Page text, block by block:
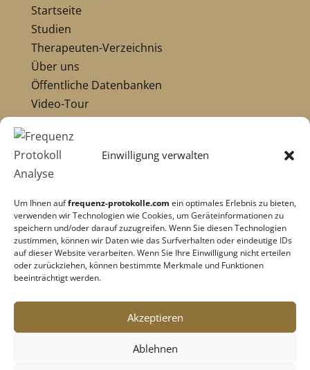
Einwilligung verwalten
Um Ihnen auffrequenz-protokolle.com ein optimales Erlebnis zu bieten,
verwenden wir Technologien wie Cookies, um Geräteinformationen zu
speichern und/oder darauf zuzugreifen. Wenn Sie diesen Technologien
zustimmen, können wir Daten wie das Surfverhalten oder eindeutige IDs
auf dieser Website verarbeiten. Wenn Sie Ihre Einwilligung nicht erteilen
oder zurückziehen, können bestimmte Merkmale und Funktionen
beeinträchtigt werden.
Akzeptieren
Ablehnen
Startseite
Studien
Therapeuten-Verzeichnis
Über uns
Öffentliche Datenbanken
Video-Tour
Die Pioniere:
Übersicht Pioniere
Nikola Tesla
Dr. Hulda Clark
Robert C. Beck
Georges Lakhovsky
verwandte Pioniere
Datenschutz
Cookie-Richtlinie|AGB's